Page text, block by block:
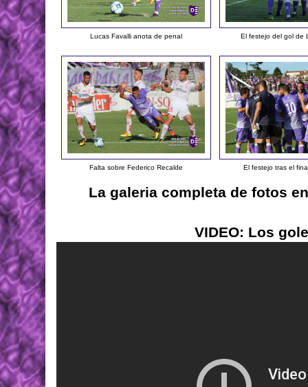
Lucas Favalli anota de penal El festejo del gol de
Falta sobre Federico Recalde El festejo tras el
La galeria completa de fotos
VIDEO: Los